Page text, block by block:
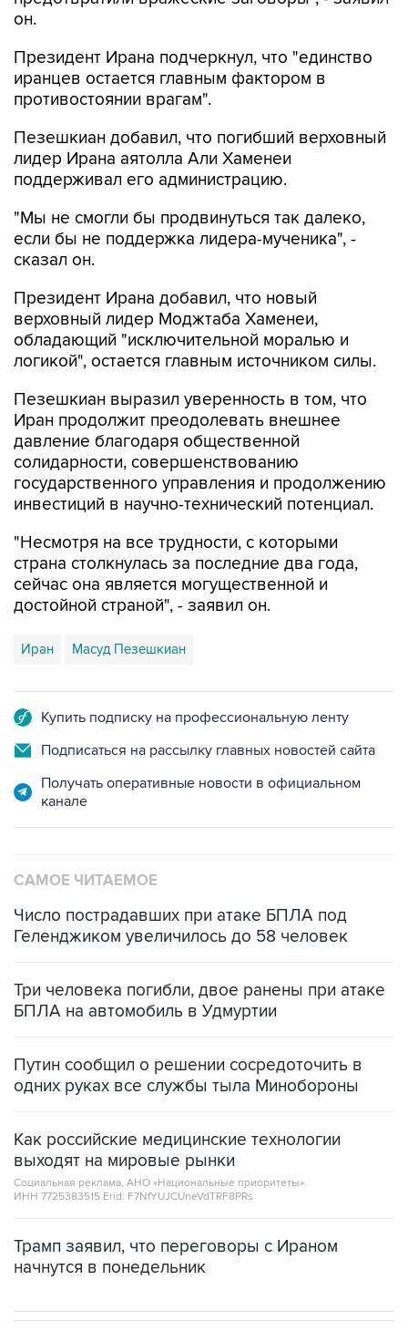
Президент Ирана подчеркнул, что "единство
противостоянии врагам".
Пезешкиан добавил, что погибший верховный
поддерживал его администрацию.
"Мы не смогли бы продвинуться так далеко,
сказал он.
Президент Ирана добавил, что новый
обладающий "исключительной моралью и
логикой", остается главным источником силы.
Пезешкиан выразил уверенность в том, что
давление благодаря общественной
солидарности, совершенствованию
государственного управления и продолжению
инвестиций в научно-технический потенциал.
"Несмотря на все трудности, с которыми
сейчас она является могущественной и
достойной страной", - заявил он.
Иран Масуд Пезешкиан
Подписаться на рассылку главных новостей сайта
Получать оперативные новости в официальном
канале
Число пострадавших при атаке БПЛА под
Три человека погибли, двое ранены при атаке
Путин сообщил о решении сосредоточить в
Как российские медицинские технологии
Социальная реклама, АНО «Национальные приоритеты».
ИНН 7725383515 Erid: F7NfYUJCUneVdTRF8PRs